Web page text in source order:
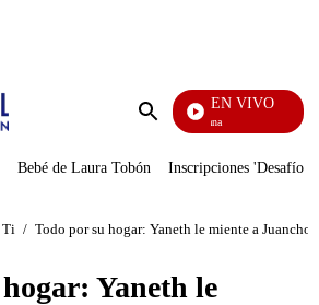
Enviar
EN VIVO
Ciudad Lejana
Bebé de Laura Tobón Inscripciones 'Desafío'
Ti / Todo por su hogar: Yaneth le miente a Juancho
Yaneth le